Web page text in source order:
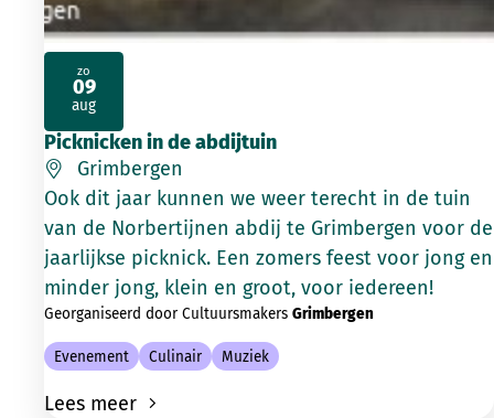
Picknicken in de abdijtuin
Grimbergen
Ook dit jaar kunnen we weer terecht in de tuin
van de Norbertijnen abdij te Grimbergen voor de
jaarlijkse picknick. Een zomers feest voor jong en
minder jong, klein en groot, voor iedereen!
Georganiseerd door Cultuursmakers Grimbergen
Evenement Culinair Muziek
Lees meer
zo
09
aug
2026